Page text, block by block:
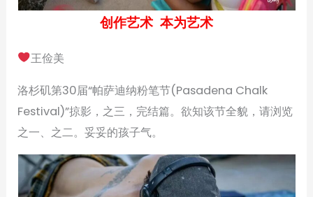
创作艺术 本为艺术
王俭美
洛杉矶第30届“帕萨迪纳粉笔节(Pasadena Chalk
Festival)”掠影，之三，完结篇。欲知该节全貌，请浏览
之一、之二。妥妥的孩子气。